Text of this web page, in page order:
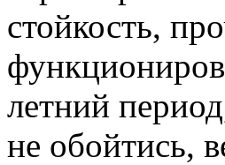
стойкость,
летний
не обойтись,